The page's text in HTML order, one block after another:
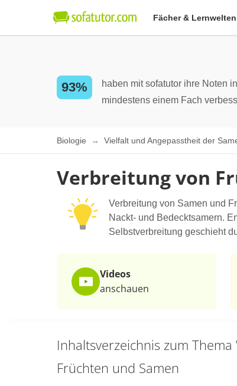
Fächer & Lernwelten
93%
haben mit sofatutor ihre Noten in
mindestens einem Fach
Biologie Vielfalt und Angepasstheit der
Verbreitung von
Verbreitung von Samen und
Nackt- und Bedecktsamern.
Selbstverbreitung geschieht
Videos
anschauen
Inhaltsverzeichnis zum Thema
Früchten und Samen